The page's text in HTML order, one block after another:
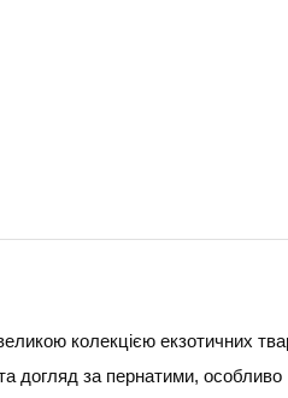
колекцією екзотичних
догляд за пернатими, особливо